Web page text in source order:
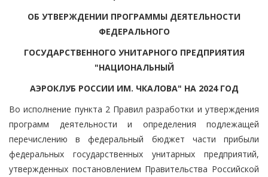
ОБ УТВЕРЖДЕНИИ ПРОГРАММЫ ДЕЯТЕЛЬНОСТИ
ФЕДЕРАЛЬНОГО
ГОСУДАРСТВЕННОГО УНИТАРНОГО ПРЕДПРИЯТИЯ
"НАЦИОНАЛЬНЫЙ
АЭРОКЛУБ РОССИИ ИМ. ЧКАЛОВА" НА 2024 ГОД
Во исполнение пункта 2 Правил разработки и утверждения
программ деятельности и определения подлежащей
перечислению в федеральный бюджет части прибыли
федеральных государственных унитарных предприятий,
утвержденных постановлением Правительства Российской